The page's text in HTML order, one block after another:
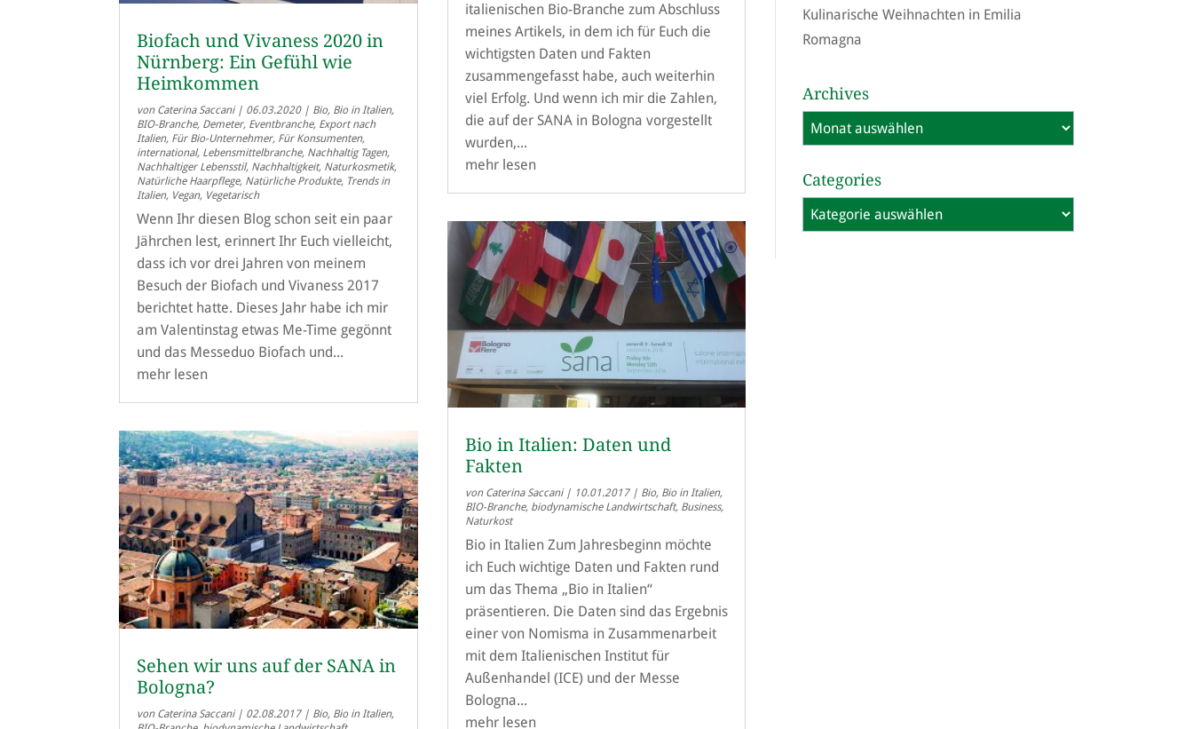
Biofach und Vivaness 2020 in
Nürnberg: Ein Gefühl wie
Heimkommen
von Caterina Saccani| 06.03.2020| Bio, Bio in Italien,
BIO-Branche, Demeter, Eventbranche, Export nach
Italien, Für Bio-Unternehmer, Für Konsumenten,
international, Lebensmittelbranche, Nachhaltig Tagen,
Nachhaltiger Lebensstil, Nachhaltigkeit, Naturkosmetik,
Natürliche Haarpflege, Natürliche Produkte, Trends in
Italien, Vegan, Vegetarisch
Wenn Ihr diesen Blog schon seit ein paar
Jährchen lest, erinnert Ihr Euch vielleicht,
dass ich vor drei Jahren von meinem
Besuch der Biofach und Vivaness 2017
berichtet hatte. Dieses Jahr habe ich mir
am Valentinstag etwas Me-Time gegönnt
und das Messeduo Biofach und...
mehr lesen
Sehen wir uns auf der SANA in
Bologna?
von Caterina Saccani| 02.08.2017| Bio, Bio in Italien,
italienischen Bio-Branche zum Abschluss
meines Artikels, in dem ich für Euch die
wichtigsten Daten und Fakten
zusammengefasst habe, auch weiterhin
viel Erfolg. Und wenn ich mir die Zahlen,
die auf der SANA in Bologna vorgestellt
wurden,...
mehr lesen
Bio in Italien: Daten und
Fakten
von Caterina Saccani| 10.01.2017| Bio, Bio in Italien,
BIO-Branche, biodynamische Landwirtschaft, Business,
Naturkost
Bio in Italien Zum Jahresbeginn möchte
ich Euch wichtige Daten und Fakten rund
um das Thema „Bio in Italien“
präsentieren. Die Daten sind das Ergebnis
einer von Nomisma in Zusammenarbeit
mit dem Italienischen Institut für
Außenhandel (ICE) und der Messe
Bologna...
mehr lesen
Kulinarische Weihnachten in Emilia
Romagna
Archives
Archives
Categories
Categories